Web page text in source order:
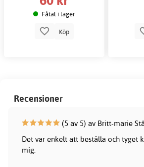
Fåtal i lager
Köp
Recensioner
(5 av 5) av Britt-marie
Det var enkelt att beställa och tyget
mig.